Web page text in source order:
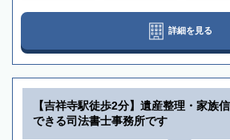
詳細を見る
【吉祥寺駅徒歩2分】遺産整理・家族
できる司法書士事務所です